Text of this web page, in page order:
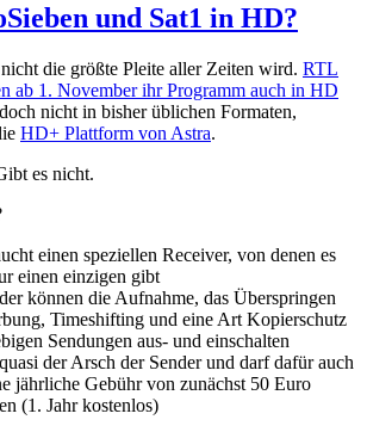
und Sat1 in HD?
die größte Pleite aller Zeiten wird. RTL
ab 1. November ihr Programm auch in HD
nicht in bisher üblichen Formaten,
HD+ Plattform von Astra.
es nicht.
einen speziellen Receiver, von denen es
einen einzigen gibt
können die Aufnahme, das Überspringen
Timeshifting und eine Art Kopierschutz
Sendungen aus- und einschalten
der Arsch der Sender und darf dafür auch
jährliche Gebühr von zunächst 50 Euro
(1. Jahr kostenlos)